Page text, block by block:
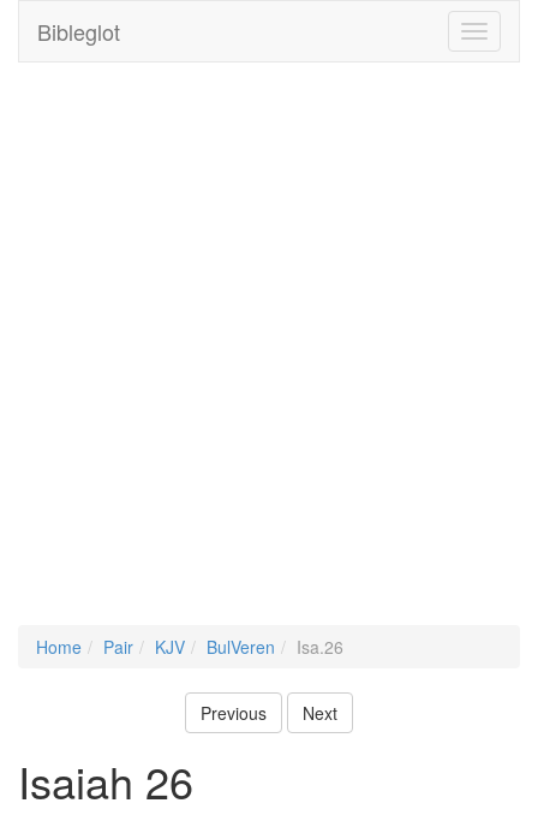
Toggle
Bibleglot
Home Pair KJV BulVeren Isa.26
Previous Next
Isaiah 26